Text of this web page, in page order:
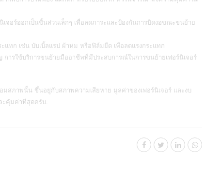
เจอร์ออกเป็นชิ้นส่วนเล็กๆ เพื่อลดภาระและป้องกันการบิดงอขณะขนย้าย
แทก เช่น บับเบิ้ลแรป ผ้าห่ม หรือฟิล์มยืด เพื่อลดแรงกระแทก
ารใช้บริการขนย้ายมืออาชีพที่มีประสบการณ์ในการขนย้ายเฟอร์นิเจอร์
สภาพนั้น ขึ้นอยู่กับสภาพความเสียหาย มูลค่าของเฟอร์นิเจอร์ และงบ
ะคุ้มค่าที่สุดครับ.